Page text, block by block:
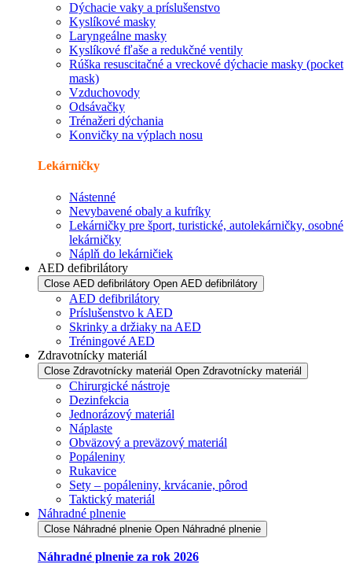
Dýchacie vaky a príslušenstvo
Kyslíkové masky
Laryngeálne masky
Kyslíkové fľaše a redukčné ventily
Rúška resuscitačné a vreckové dýchacie masky (pocket
mask)
Vzduchovody
Odsávačky
Trénažeri dýchania
Konvičky na výplach nosu
Lekárničky
Nástenné
Nevybavené obaly a kufríky
Lekárničky pre šport, turistické, autolekárničky, osobné
lekárničky
Náplň do lekárničiek
AED defibrilátory
Close AED defibrilátory Open AED defibrilátory
AED defibrilátory
Príslušenstvo k AED
Skrinky a držiaky na AED
Tréningové AED
Zdravotnícky materiál
Close Zdravotnícky materiál Open Zdravotnícky materiál
Chirurgické nástroje
Dezinfekcia
Jednorázový materiál
Náplaste
Obväzový a preväzový materiál
Popáleniny
Rukavice
Sety – popáleniny, krvácanie, pôrod
Taktický materiál
Náhradné plnenie
Close Náhradné plnenie Open Náhradné plnenie
Náhradné plnenie za rok 2026